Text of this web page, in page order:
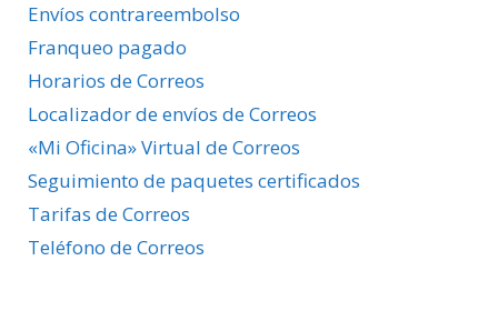
Envíos contrareembolso
Franqueo pagado
Horarios de Correos
Localizador de envíos de Correos
«Mi Oficina» Virtual de Correos
Seguimiento de paquetes certificados
Tarifas de Correos
Teléfono de Correos